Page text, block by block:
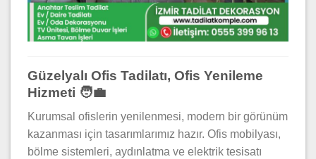
Güzelyalı Ofis Tadilatı, Ofis Yenileme
Hizmeti 🧑‍💼
Kurumsal ofislerin yenilenmesi, modern bir görünüm
kazanması için tasarımlarımız hazır. Ofis mobilyası,
bölme sistemleri, aydınlatma ve elektrik tesisatı